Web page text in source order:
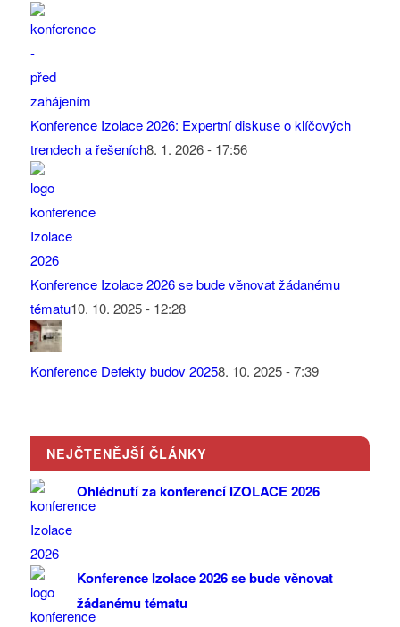
Konference Izolace 2026: Expertní diskuse o klíčových
trendech a řešeních8. 1. 2026 - 17:56
Konference Izolace 2026 se bude věnovat žádanému
tématu10. 10. 2025 - 12:28
Konference Defekty budov 20258. 10. 2025 - 7:39
NEJČTENĚJŠÍ ČLÁNKY
Ohlédnutí za konferencí IZOLACE 2026
Konference Izolace 2026 se bude věnovat
žádanému tématu